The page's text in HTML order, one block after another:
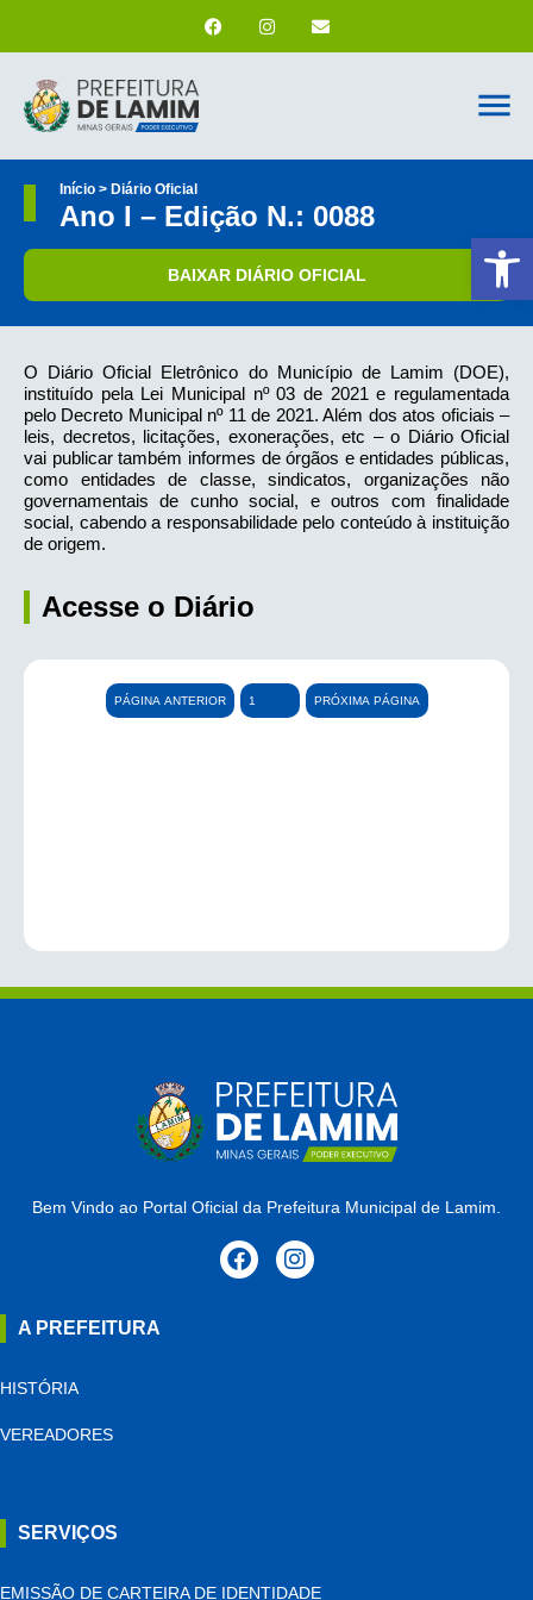
Início > Diário Oficial
Ano I – Edição N.: 0088
BAIXAR DIÁRIO OFICIAL
O Diário Oficial Eletrônico do Município de Lamim (DOE),
instituído pela Lei Municipal nº 03 de 2021 e regulamentada
pelo Decreto Municipal nº 11 de 2021. Além dos atos oficiais –
leis, decretos, licitações, exonerações, etc – o Diário Oficial
vai publicar também informes de órgãos e entidades públicas,
como entidades de classe, sindicatos, organizações não
governamentais de cunho social, e outros com finalidade
social, cabendo a responsabilidade pelo conteúdo à instituição
de origem.
Acesse o Diário
PÁGINA ANTERIOR PRÓXIMA PÁGINA
Bem Vindo ao Portal Oficial da Prefeitura Municipal de Lamim.
A PREFEITURA
HISTÓRIA
VEREADORES
SERVIÇOS
EMISSÃO DE CARTEIRA DE IDENTIDADE